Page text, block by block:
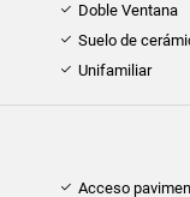
Doble Ventana
Suelo de
Unifamiliar
Acceso